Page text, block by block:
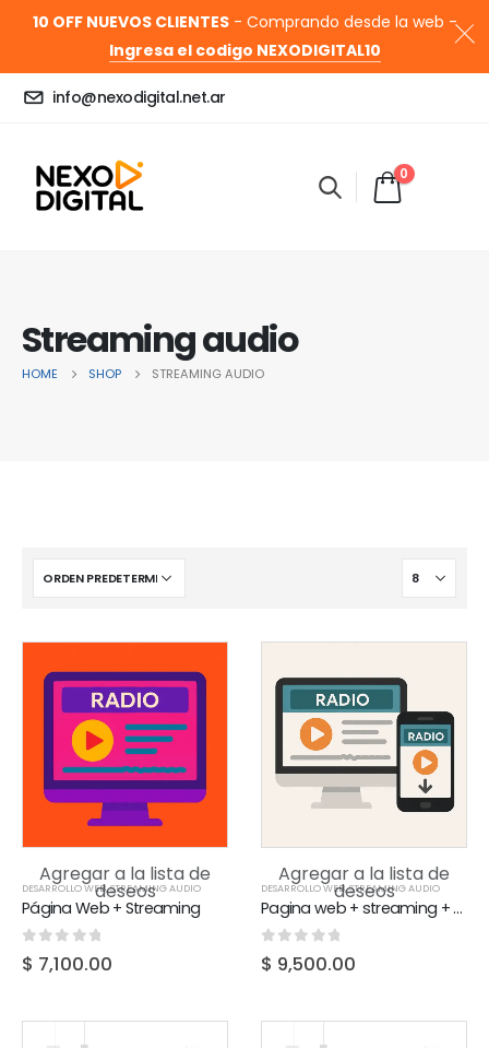
10 OFF NUEVOS CLIENTES- Comprando desde la web -
Ingresa el codigo NEXODIGITAL10
info@nexodigital.net.ar
0
Streaming audio
HOME SHOP STREAMING AUDIO
Agregar a la lista de
deseos
DESARROLLO WEB,STREAMING AUDIO
Página Web + Streaming
0 out of 5
$ 7,100.00
Agregar a la lista de
deseos
DESARROLLO WEB,STREAMING AUDIO
Pagina web + streaming + app
0 out of 5
$ 9,500.00